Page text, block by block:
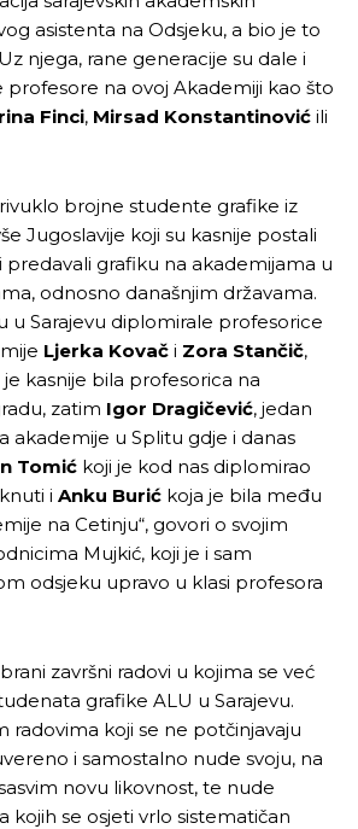
asistenta na Odsjeku, a bio je to
njega, rane generacije su dale i
profesore na ovoj Akademiji kao što
Finci, Mirsad Konstantinović ili
brojne studente grafike iz
Jugoslavije koji su kasnije postali
predavali grafiku na akademijama u
odnosno današnjim državama.
u Sarajevu diplomirale profesorice
Ljerka Kovač i Zora Stančič,
je kasnije bila profesorica na
zatim Igor Dragičević, jedan
akademije u Splitu gdje i danas
Tomić koji je kod nas diplomirao
i Anku Burić koja je bila među
na Cetinju“, govori o svojim
Mujkić, koji je i sam
odsjeku upravo u klasi profesora
završni radovi u kojima se već
grafike ALU u Sarajevu.
radovima koji se ne potčinjavaju
i samostalno nude svoju, na
novu likovnost, te nude
kojih se osjeti vrlo sistematičan